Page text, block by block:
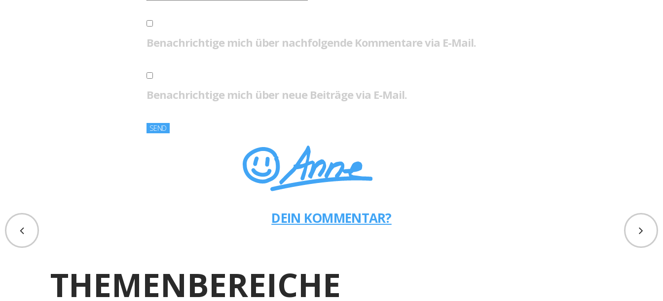
Benachrichtige mich über nachfolgende Kommentare via E-Mail.
Benachrichtige mich über neue Beiträge via E-Mail.
DEIN KOMMENTAR?
THEMENBEREICHE